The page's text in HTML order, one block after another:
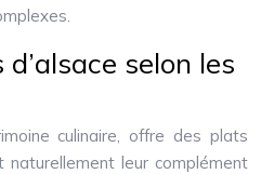
selon les
culinaire, offre des plats
naturellement leur complément